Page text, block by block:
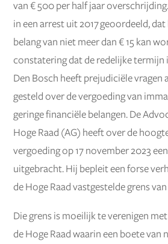
van € 500 per half jaar
in een arrest uit 2017 geoordeeld, dat
belang van niet meer dan € 15 kan
constatering dat de redelijke termijn
Den Bosch heeft prejudiciële vragen
gesteld over de vergoeding van
geringe financiële belangen. De
Hoge Raad (AG) heeft over de
vergoeding op 17 november 2023
uitgebracht. Hij bepleit een forse
de Hoge Raad vastgestelde grens van
Die grens is moeilijk te verenigen
de Hoge Raad waarin een boete van